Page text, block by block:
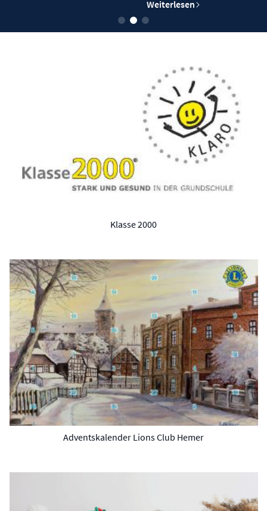
Klasse 2000
Adventskalender Lions Club Hemer